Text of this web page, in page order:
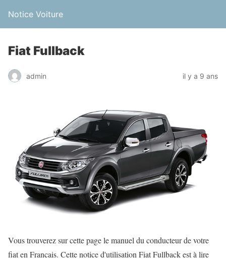
Notice Voiture
Fiat Fullback
admin il y a 9 ans
Vous trouverez sur cette page le manuel du conducteur de votre
fiat en Francais. Cette notice d'utilisation Fiat Fullback est à lire